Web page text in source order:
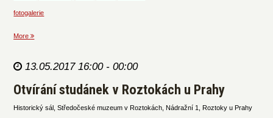
fotogalerie
More
13.05.2017 16:00 - 00:00
Otvírání studánek v Roztokách u Prahy
Historický sál, Středočeské muzeum v Roztokách, Nádražní 1, Roztoky u Prahy